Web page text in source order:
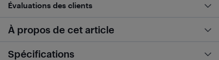
Évaluations des clients
À propos de cet article
Spécifications